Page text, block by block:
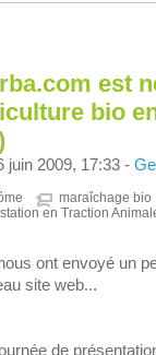
est
bio
juin 2009, 17:33 -
maraîchage bio
en Traction
ont envoyé un
site web...
de